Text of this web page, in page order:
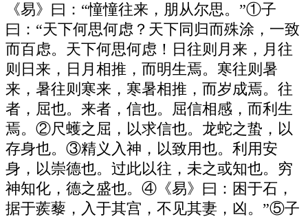
《易》曰：“憧憧往来，朋从尔思。”①子
曰：“天下何思何虑？天下同归而殊涂，一致
而百虑。天下何思何虑！日往则月来，月往
则日来，日月相推，而明生焉。寒往则暑
来，暑往则寒来，寒暑相推，而岁成焉。往
者，屈也。来者，信也。屈信相感，而利生
焉。②尺蠖之屈，以求信也。龙蛇之蛰，以
存身也。③精义入神，以致用也。利用安
身，以崇德也。过此以往，未之或知也。穷
神知化，德之盛也。④《易》曰：困于石，
据于蒺藜，入于其宫，不见其妻，凶。”⑤子